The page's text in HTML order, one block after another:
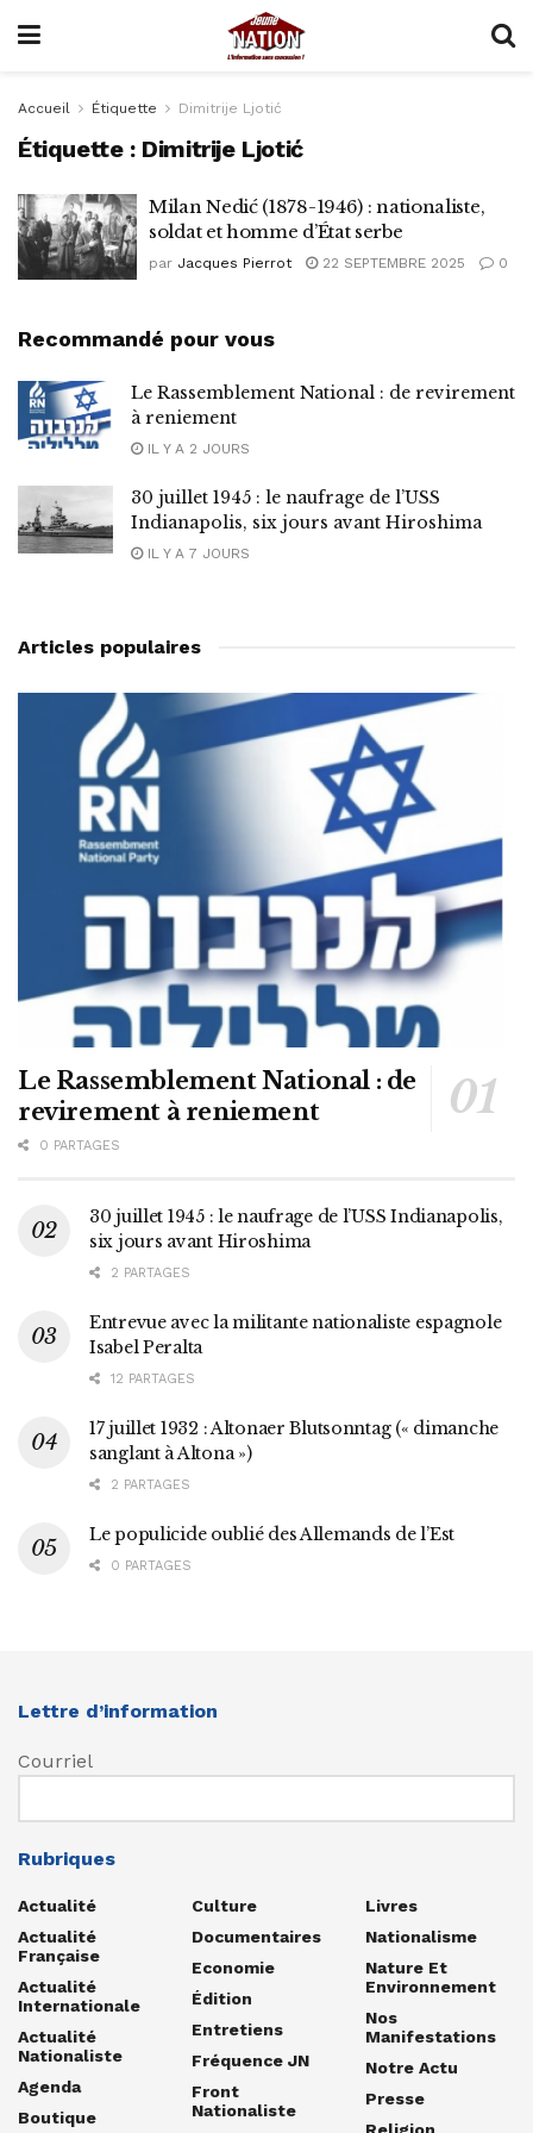
Accueil Étiquette Dimitrije Ljotić
Étiquette : Dimitrije Ljotić
Milan Nedić (1878-1946) : nationaliste,
soldat et homme d’État serbe
par Jacques Pierrot 22 SEPTEMBRE 2025 0
Recommandé pour vous
Le Rassemblement National : de revirement
à reniement
IL Y A 2 JOURS
30 juillet 1945 : le naufrage de l’USS
Indianapolis, six jours avant Hiroshima
IL Y A 7 JOURS
Articles populaires
Le Rassemblement National : de
revirement à reniement
0 PARTAGES
30 juillet 1945 : le naufrage de l’USS Indianapolis,
six jours avant Hiroshima
2 PARTAGES
Entrevue avec la militante nationaliste espagnole
Isabel Peralta
12 PARTAGES
17 juillet 1932 : Altonaer Blutsonntag (« dimanche
sanglant à Altona »)
2 PARTAGES
Le populicide oublié des Allemands de l’Est
0 PARTAGES
Lettre d’information
Courriel
Rubriques
Actualité
Actualité
Française
Actualité
Internationale
Actualité
Nationaliste
Agenda
Boutique
Culture
Documentaires
Economie
Édition
Entretiens
Fréquence JN
Front
Nationaliste
Livres
Nationalisme
Nature Et
Environnement
Nos
Manifestations
Notre Actu
Presse